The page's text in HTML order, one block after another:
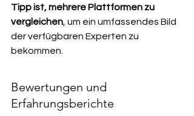
Tipp ist, mehrere Plattformen zu
vergleichen , um ein umfassendes Bild
der verfügbaren Experten zu
bekommen.
Bewertungen und
Erfahrungsberichte